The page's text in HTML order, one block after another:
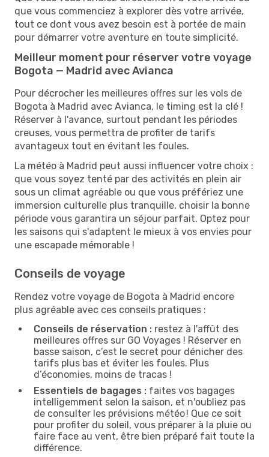
que vous commenciez à explorer dès votre arrivée,
tout ce dont vous avez besoin est à portée de main
pour démarrer votre aventure en toute simplicité.
Meilleur moment pour réserver votre voyage
Bogota — Madrid avec Avianca
Pour décrocher les meilleures offres sur les vols de
Bogota à Madrid avec Avianca, le timing est la clé !
Réserver à l'avance, surtout pendant les périodes
creuses, vous permettra de profiter de tarifs
avantageux tout en évitant les foules.
La météo à Madrid peut aussi influencer votre choix :
que vous soyez tenté par des activités en plein air
sous un climat agréable ou que vous préfériez une
immersion culturelle plus tranquille, choisir la bonne
période vous garantira un séjour parfait. Optez pour
les saisons qui s'adaptent le mieux à vos envies pour
une escapade mémorable !
Conseils de voyage
Rendez votre voyage de Bogota à Madrid encore
plus agréable avec ces conseils pratiques :
Conseils de réservation : restez à l'affût des
meilleures offres sur GO Voyages ! Réserver en
basse saison, c’est le secret pour dénicher des
tarifs plus bas et éviter les foules. Plus
d’économies, moins de tracas !
Essentiels de bagages : faites vos bagages
intelligemment selon la saison, et n'oubliez pas
de consulter les prévisions météo ! Que ce soit
pour profiter du soleil, vous préparer à la pluie ou
faire face au vent, être bien préparé fait toute la
différence.